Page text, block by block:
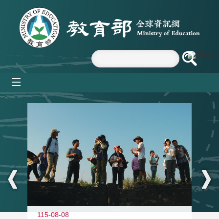
跳到主要內容區塊
:::
115-08-08